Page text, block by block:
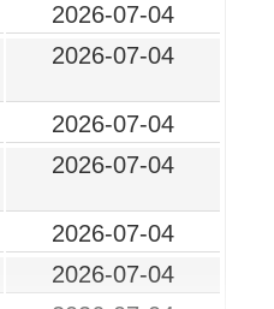
2026-07-04
2026-07-04
2026-07-04
2026-07-04
2026-07-04
2026-07-04